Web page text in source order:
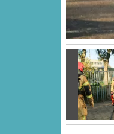
Vorige